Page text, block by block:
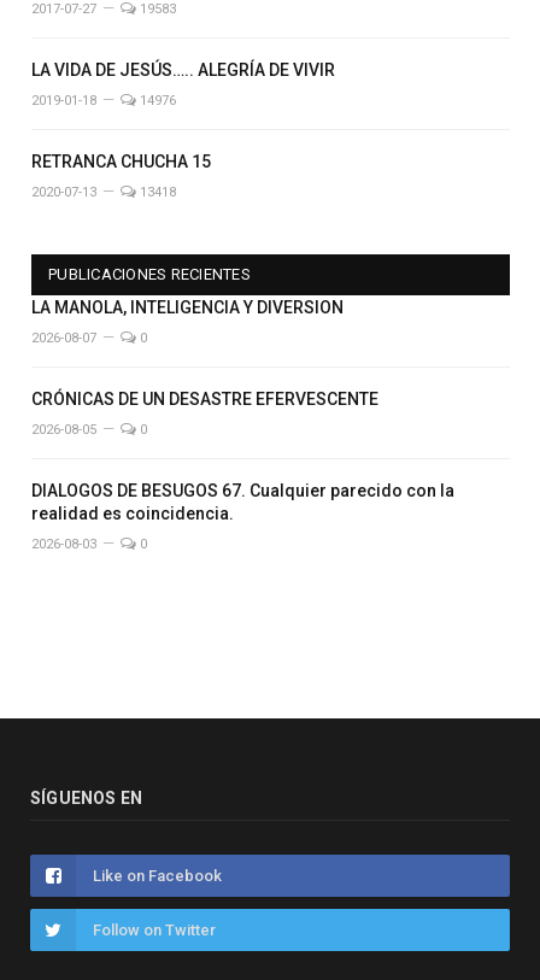
2017-07-27 19583
LA VIDA DE JESÚS….. ALEGRÍA DE VIVIR
2019-01-18 14976
RETRANCA CHUCHA 15
2020-07-13 13418
PUBLICACIONES RECIENTES
LA MANOLA, INTELIGENCIA Y DIVERSION
2026-08-07 0
CRÓNICAS DE UN DESASTRE EFERVESCENTE
2026-08-05 0
DIALOGOS DE BESUGOS 67. Cualquier parecido con la
realidad es coincidencia.
2026-08-03 0
SÍGUENOS EN
Like on Facebook
Follow on Twitter